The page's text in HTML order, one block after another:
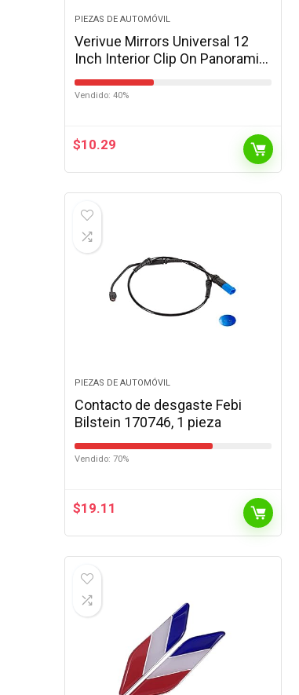
PIEZAS DE AUTOMÓVIL
Verivue Mirrors Universal 12
Inch Interior Clip On Panoramic
Rearview Mirror, Anti Glare,
Clear Tint, Wide Angle Mirror…
Vendido: 40%
$10.29
PIEZAS DE AUTOMÓVIL
Contacto de desgaste Febi
Bilstein 170746, 1 pieza
Vendido: 70%
$19.11